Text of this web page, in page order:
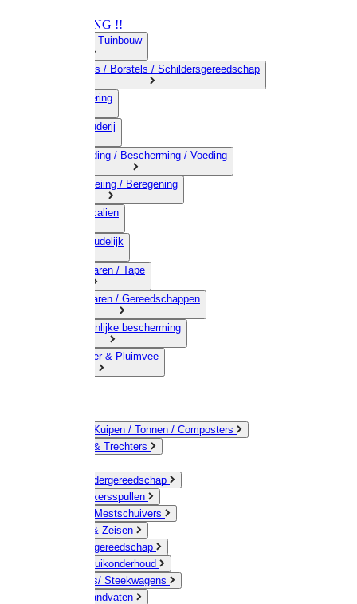
OPRUIMING !!
01) Land-& Tuinbouw
02) Bezems / Borstels / Schildersgereedschap
03) Afrastering
04) Veehouderij
05) Bestrijding / Bescherming / Voeding
06) Besproeiing / Beregening
07) Chemicalien
08) Huishoudelijk
09) Touwwaren / Tape
10) IJzerwaren / Gereedschappen
11) Persoonlijke bescherming
12) Kleindier & Pluimvee
Emmers / Kuipen / Tonnen / Composters
Jerrycans & Trechters
Hand-/ Kindergereedschap
Stratenmakersspullen
Sneeuw- / Mestschuivers
Baggeren & Zeisen
Elektrisch gereedschap
Boom / Struikonderhoud
Kruiwagens/ Steekwagens
Stelen / Handvaten